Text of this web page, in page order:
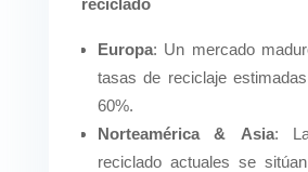
reciclado
Europa: Un mercado
tasas de reciclaje
60%.
Norteamérica& Asia:
reciclado actuales se